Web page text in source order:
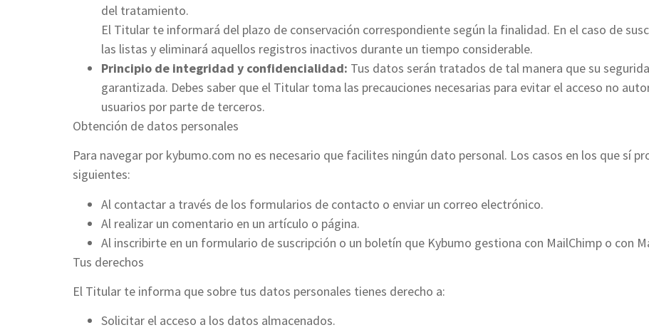
del tratamiento.
El Titular te informará del plazo de conservación correspondiente según la finalidad. En el caso de
las listas y eliminará aquellos registros inactivos durante un tiempo considerable.
Principio de integridad y confidencialidad: Tus datos serán tratados de tal manera que su
garantizada. Debes saber que el Titular toma las precauciones necesarias para evitar el acceso no
usuarios por parte de terceros.
Obtención de datos personales
Para navegar por kybumo.com no es necesario que facilites ningún dato personal. Los casos en los que sí
siguientes:
Al contactar a través de los formularios de contacto o enviar un correo electrónico.
Al realizar un comentario en un artículo o página.
Al inscribirte en un formulario de suscripción o un boletín que Kybumo gestiona con MailChimp o con
Tus derechos
El Titular te informa que sobre tus datos personales tienes derecho a:
Solicitar el acceso a los datos almacenados.